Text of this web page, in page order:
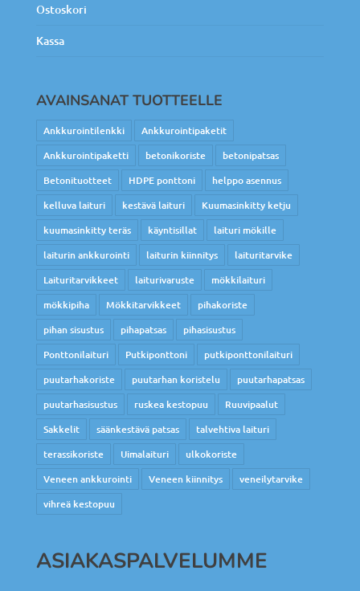
Ostoskori
Kassa
AVAINSANAT TUOTTEELLE
Ankkurointilenkki
Ankkurointipaketit
Ankkurointipaketti
betonikoriste
betonipatsas
Betonituotteet
HDPE ponttoni
helppo asennus
kelluva laituri
kestävä laituri
Kuumasinkitty ketju
kuumasinkitty teräs
käyntisillat
laituri mökille
laiturin ankkurointi
laiturin kiinnitys
laituritarvike
Laituritarvikkeet
laiturivaruste
mökkilaituri
mökkipiha
Mökkitarvikkeet
pihakoriste
pihan sisustus
pihapatsas
pihasisustus
Ponttonilaituri
Putkiponttoni
putkiponttonilaituri
puutarhakoriste
puutarhan koristelu
puutarhapatsas
puutarhasisustus
ruskea kestopuu
Ruuvipaalut
Sakkelit
säänkestävä patsas
talvehtiva laituri
terassikoriste
Uimalaituri
ulkokoriste
Veneen ankkurointi
Veneen kiinnitys
veneilytarvike
vihreä kestopuu
ASIAKASPALVELUMME